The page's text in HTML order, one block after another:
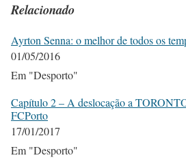
Relacionado
Ayrton Senna: o melhor de todos os
01/05/2016
Em "Desporto"
Capítulo 2 – A deslocação a
FCPorto
17/01/2017
Em "Desporto"